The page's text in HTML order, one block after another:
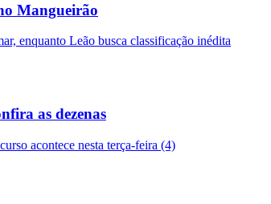
Mangueirão
enquanto Leão busca classificação inédita
as dezenas
acontece nesta terça-feira (4)